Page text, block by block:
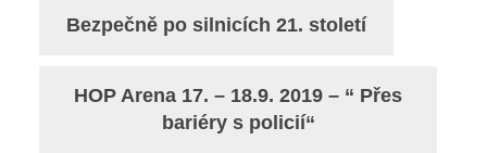
Bezpečně po silnicích 21. století
HOP Arena 17. – 18.9. 2019 – “ Přes
bariéry s policií“